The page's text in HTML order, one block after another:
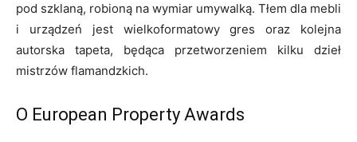
pod szklaną, robioną na wymiar umywalką. Tłem dla mebli
i urządzeń jest wielkoformatowy gres oraz kolejna
autorska tapeta, będąca przetworzeniem kilku dzieł
mistrzów flamandzkich.
O European Property Awards